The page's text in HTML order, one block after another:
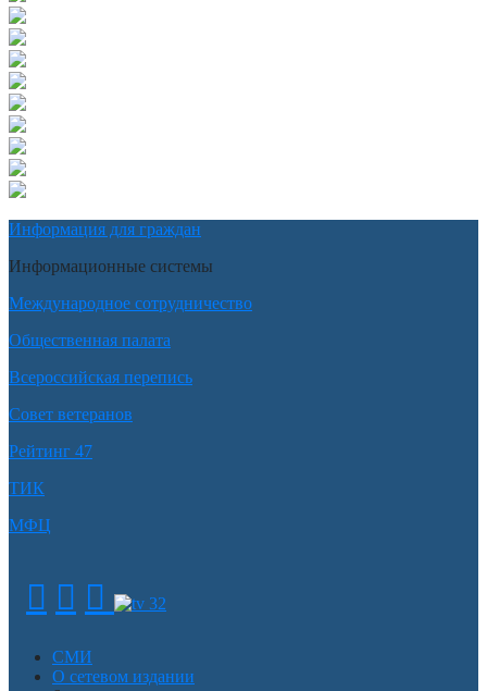
Информация для граждан
Информационные системы
Международное сотрудничество
Общественная палата
Всероссийская перепись
Совет ветеранов
Рейтинг 47
ТИК
МФЦ
СМИ
О сетевом издании